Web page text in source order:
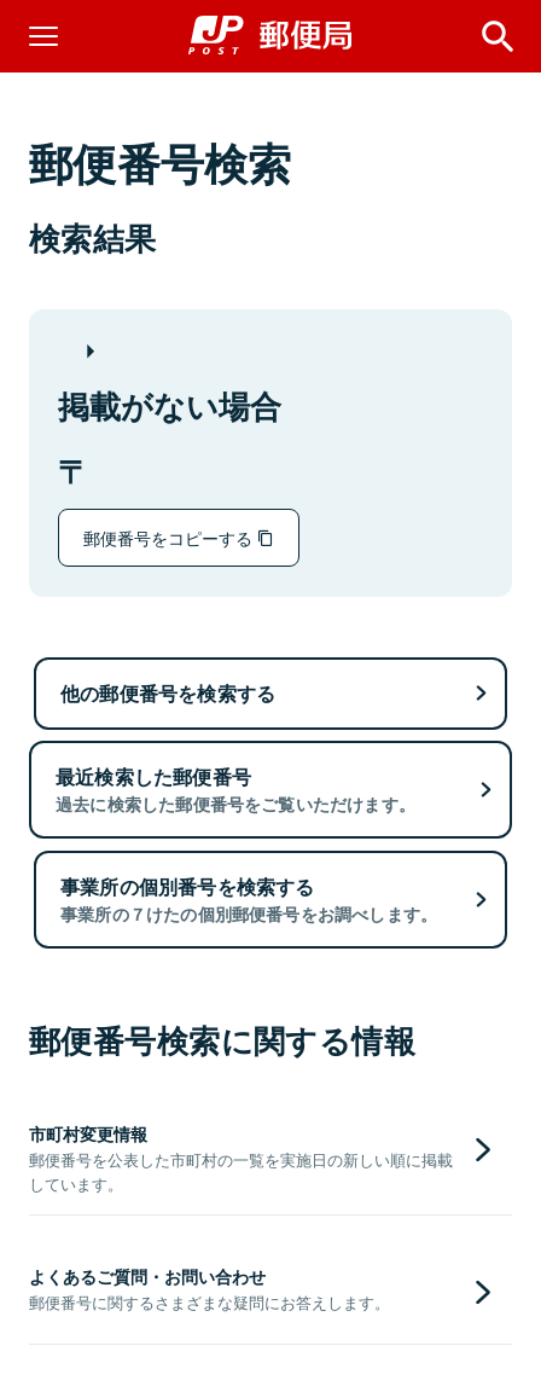
郵便番号検索
検索結果
掲載がない場合
郵便番号をコピーする
他の郵便番号を検索する
最近検索した郵便番号
過去に検索した郵便番号をご覧いただけます。
事業所の個別番号を検索する
事業所の７けたの個別郵便番号をお調べします。
郵便番号検索に関する情報
市町村変更情報
郵便番号を公表した市町村の一覧を実施日の新しい順に掲載
しています。
よくあるご質問・お問い合わせ
郵便番号に関するさまざまな疑問にお答えします。